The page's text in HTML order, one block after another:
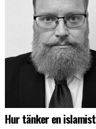
Hur tänker en